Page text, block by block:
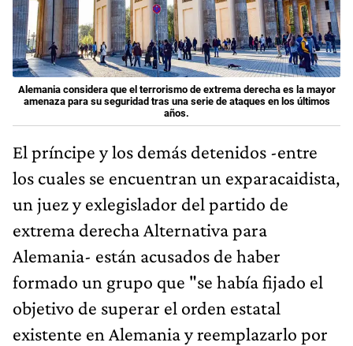
Alemania considera que el terrorismo de extrema derecha es la mayor
amenaza para su seguridad tras una serie de ataques en los últimos
años.
El príncipe y los demás detenidos -entre
los cuales se encuentran un exparacaidista,
un juez y exlegislador del partido de
extrema derecha Alternativa para
Alemania- están acusados ​​de haber
formado un grupo que "se había fijado el
objetivo de superar el orden estatal
existente en Alemania y reemplazarlo por